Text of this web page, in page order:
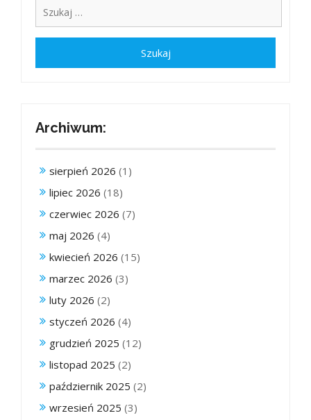
Archiwum:
sierpień 2026 (1)
lipiec 2026 (18)
czerwiec 2026 (7)
maj 2026 (4)
kwiecień 2026 (15)
marzec 2026 (3)
luty 2026 (2)
styczeń 2026 (4)
grudzień 2025 (12)
listopad 2025 (2)
październik 2025 (2)
wrzesień 2025 (3)